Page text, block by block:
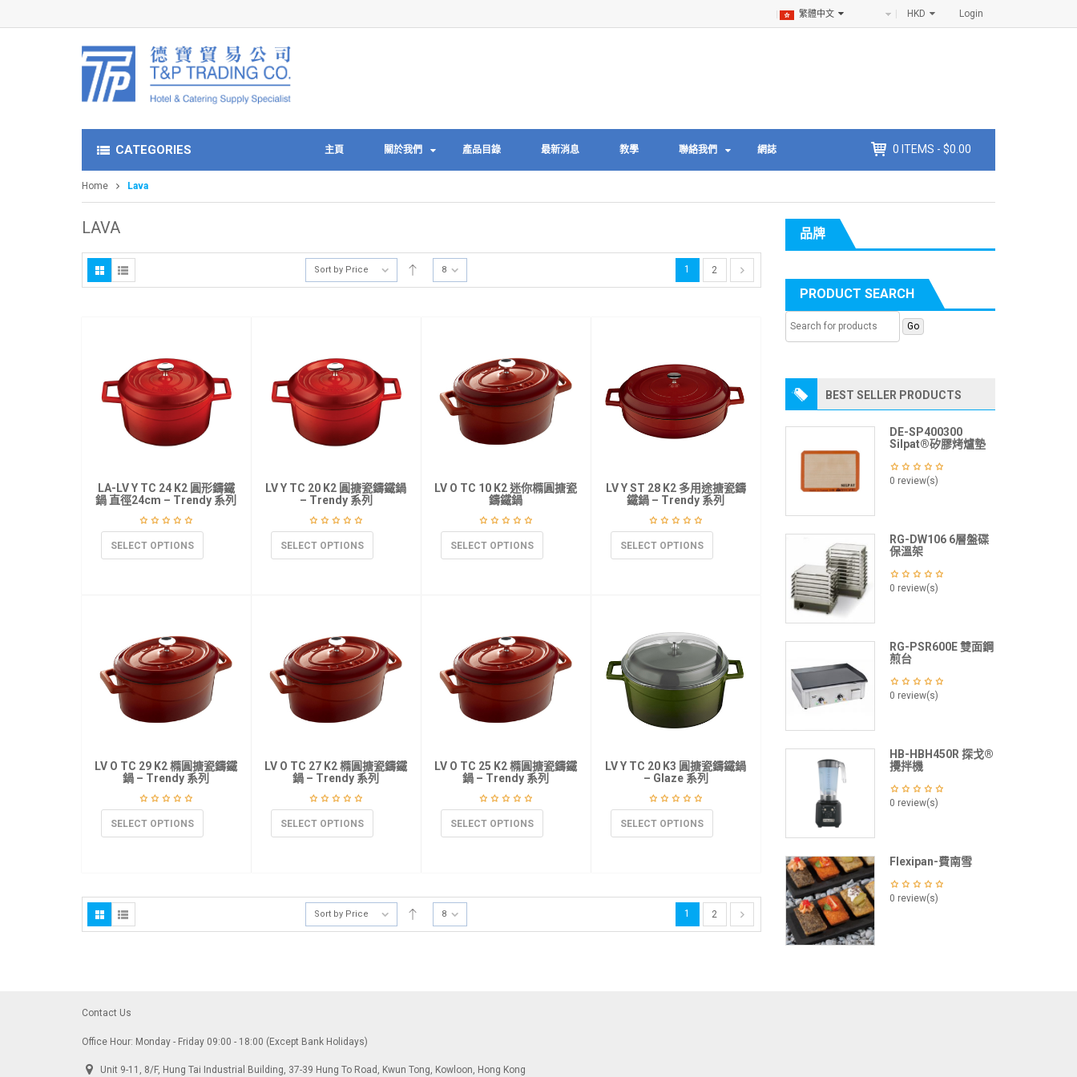
Login
HKD
繁體中文
CATEGORIES 主頁 關於我們 產品目錄 最新消息 教學 聯絡我們 網誌 0 ITEMS - $0.00
Home Lava
LAVA
Sort by Price 8 1 2
LA-LV Y TC 24 K2 圓形鑄鐵
鍋 直徑24cm – Trendy 系列
SELECT OPTIONS
LV Y TC 20 K2 圓搪瓷鑄鐵鍋
– Trendy 系列
SELECT OPTIONS
LV O TC 10 K2 迷你橢圓搪瓷
鑄鐵鍋
SELECT OPTIONS
LV Y ST 28 K2 多用途搪瓷鑄
鐵鍋 – Trendy 系列
SELECT OPTIONS
LV O TC 29 K2 橢圓搪瓷鑄鐵
鍋 – Trendy 系列
SELECT OPTIONS
LV O TC 27 K2 橢圓搪瓷鑄鐵
鍋 – Trendy 系列
SELECT OPTIONS
LV O TC 25 K2 橢圓搪瓷鑄鐵
鍋 – Trendy 系列
SELECT OPTIONS
LV Y TC 20 K3 圓搪瓷鑄鐵鍋
– Glaze 系列
SELECT OPTIONS
Sort by Price 8 1 2
品牌
PRODUCT SEARCH
BEST SELLER PRODUCTS
DE-SP400300
Silpat®矽膠烤爐墊
0 review(s)
RG-DW106 6層盤碟
保溫架
0 review(s)
RG-PSR600E 雙面鋼
煎台
0 review(s)
HB-HBH450R 探戈®
攪拌機
0 review(s)
Flexipan-費南雪
0 review(s)
Contact Us
Office Hour: Monday - Friday 09:00 - 18:00 (Except Bank Holidays)
Unit 9-11, 8/F, Hung Tai Industrial Building, 37-39 Hung To Road, Kwun Tong, Kowloon, Hong Kong